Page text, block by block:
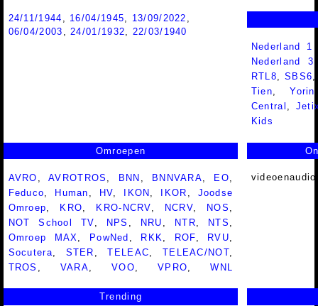
24/11/1944 16/04/1945 13/09/2022
06/04/2003
24/01/1932
22/03/1940
Nederland
Nederland
RTL8,SBS6
Tien,Yorin
Central ,
Kids
Omroepen
AVRO ,AVROTROS BNN BNNVARA EO
Feduco
Human HV IKON IKOR
Joodse
Omroep
KRO KRO-NCRV NCRV NOS
NOT School TV
NPS NRU NTR NTS
Omroep MAX
PowNed RKK ROF RVU
Socutera
STER ,TELEAC TELEAC/NOT
TROS
VARA ,VOO ,VPRO ,WNL
Trending